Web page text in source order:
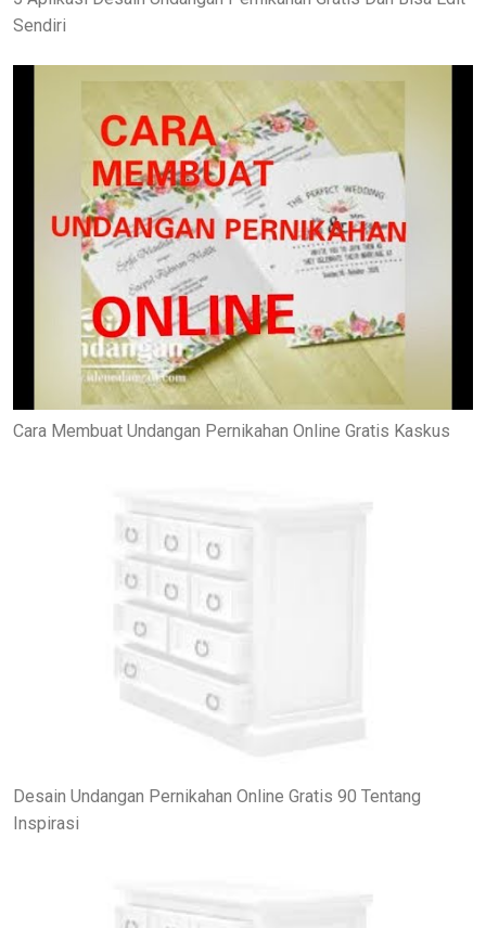
Sendiri
Cara Membuat Undangan Pernikahan Online Gratis Kaskus
Desain Undangan Pernikahan Online Gratis 90 Tentang
Inspirasi